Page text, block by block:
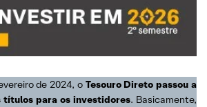
de 2024, o Tesouro Direto passou a
títulos para os investidores. Basicamente,